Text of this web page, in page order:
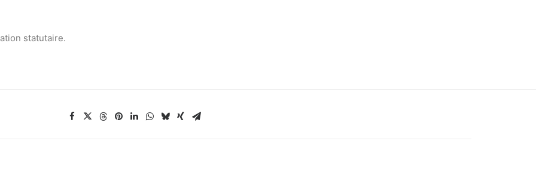
statutaire.